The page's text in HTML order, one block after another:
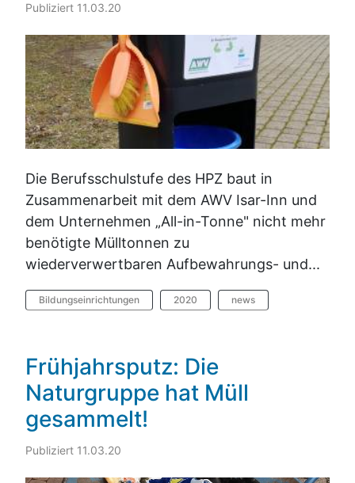
Publiziert 11.03.20
Die Berufsschulstufe des HPZ baut in
Zusammenarbeit mit dem AWV Isar-Inn und
dem Unternehmen „All-in-Tonne" nicht mehr
benötigte Mülltonnen zu
wiederverwertbaren Aufbewahrungs- und...
Bildungseinrichtungen 2020 news
Frühjahrsputz: Die
Naturgruppe hat Müll
gesammelt!
Publiziert 11.03.20